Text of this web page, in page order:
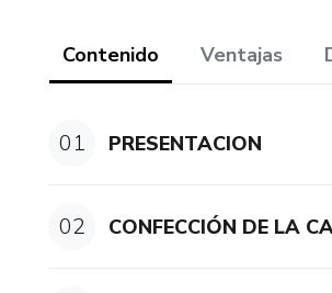
Contenido Ventajas
01 PRESENTACION
02 CONFECCIÓN DE LA